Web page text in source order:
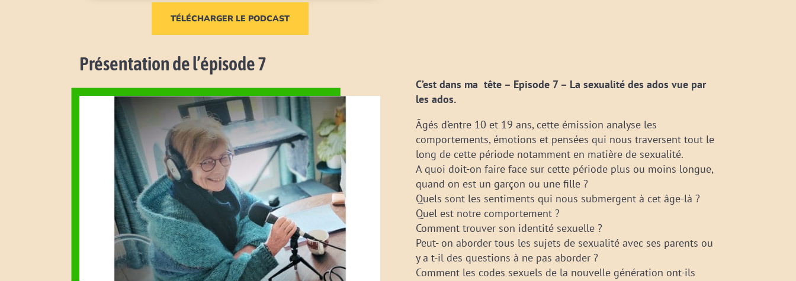
TÉLÉCHARGER LE PODCAST
Présentation de l’épisode 7
C’est dans ma tête – Episode 7 – La sexualité des ados vue par
les ados.
Âgés d’entre 10 et 19 ans, cette émission analyse les
comportements, émotions et pensées qui nous traversent tout le
long de cette période notamment en matière de sexualité.
A quoi doit-on faire face sur cette période plus ou moins longue,
quand on est un garçon ou une fille ?
Quels sont les sentiments qui nous submergent à cet âge-là ?
Quel est notre comportement ?
Comment trouver son identité sexuelle ?
Peut- on aborder tous les sujets de sexualité avec ses parents ou
y a t-il des questions à ne pas aborder ?
Comment les codes sexuels de la nouvelle génération ont-ils